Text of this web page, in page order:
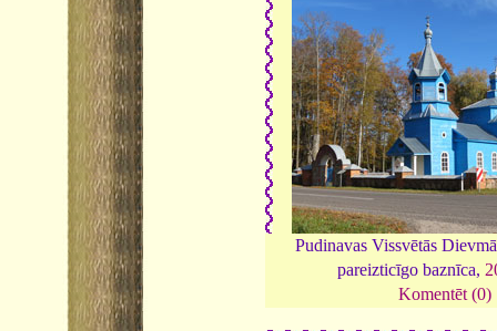
Pudinavas Vissvētās
pareizticīgo baznīca,
Komentēt (0)